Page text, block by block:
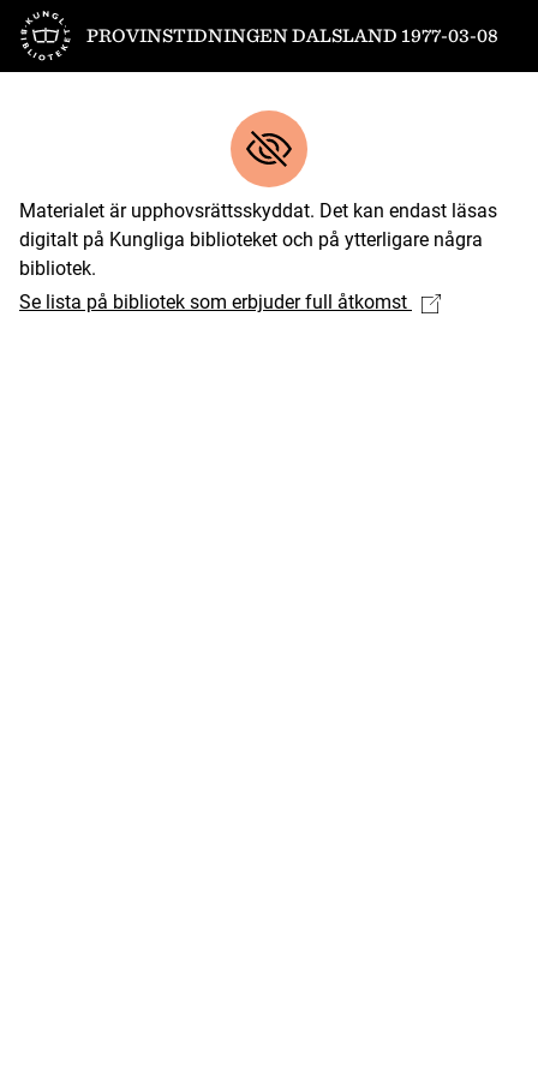
Till startsidan
PROVINSTIDNINGEN DALSLAND 1977-03-08
Materialet är upphovsrättsskyddat. Det kan endast läsas
digitalt på Kungliga biblioteket och på ytterligare några
bibliotek.
Se lista på bibliotek som erbjuder full åtkomst